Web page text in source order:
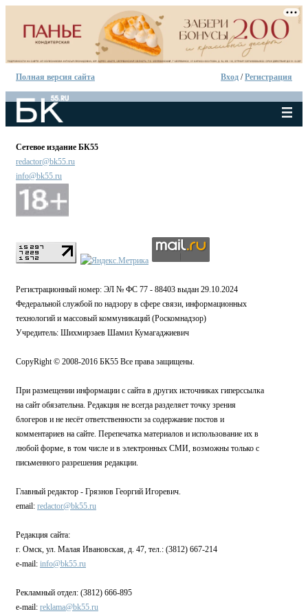
Полная версия сайта Вход /Регистрация
Сетевое издание БК55
redactor@bk55.ru
info@bk55.ru
Регистрационный номер: ЭЛ № ФС 77 - 88403 выдан 29.10.2024
Федеральной службой по надзору в сфере связи, информационных
технологий и массовый коммуникаций (Роскомнадзор)
Учредитель: Шихмирзаев Шамил Кумагаджиевич
CopyRight © 2008-2016 БК55 Все права защищены.
При размещении информации с сайта в других источниках гиперссылка
на сайт обязательна. Редакция не всегда разделяет точку зрения
блогеров и не несёт ответственности за содержание постов и
комментариев на сайте. Перепечатка материалов и использование их в
любой форме, в том числе и в электронных СМИ, возможны только с
письменного разрешения редакции.
Главный редактор - Грязнов Георгий Игоревич.
email: redactor@bk55.ru
Редакция сайта:
г. Омск, ул. Малая Ивановская, д. 47, тел.: (3812) 667-214
e-mail: info@bk55.ru
Рекламный отдел: (3812) 666-895
e-mail: reklama@bk55.ru